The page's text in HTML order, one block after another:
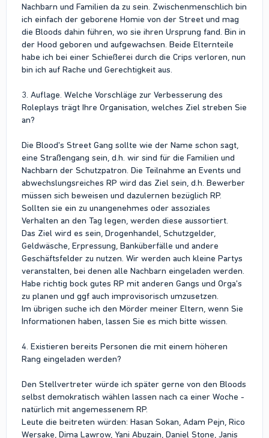
Nachbarn und Familien da zu sein. Zwischenmenschlich bin
ich einfach der geborene Homie von der Street und mag
die Bloods dahin führen, wo sie ihren Ursprung fand. Bin in
der Hood geboren und aufgewachsen. Beide Elternteile
habe ich bei einer Schießerei durch die Crips verloren, nun
bin ich auf Rache und Gerechtigkeit aus.
3. Auflage. Welche Vorschläge zur Verbesserung des
Roleplays trägt Ihre Organisation, welches Ziel streben Sie
an?
Die Blood's Street Gang sollte wie der Name schon sagt,
eine Straßengang sein, d.h. wir sind für die Familien und
Nachbarn der Schutzpatron. Die Teilnahme an Events und
abwechslungsreiches RP wird das Ziel sein, d.h. Bewerber
müssen sich beweisen und dazulernen bezüglich RP.
Sollten sie ein zu unangenehmes oder assoziales
Verhalten an den Tag legen, werden diese aussortiert.
Das Ziel wird es sein, Drogenhandel, Schutzgelder,
Geldwäsche, Erpressung, Banküberfälle und andere
Geschäftsfelder zu nutzen. Wir werden auch kleine Partys
veranstalten, bei denen alle Nachbarn eingeladen werden.
Habe richtig bock gutes RP mit anderen Gangs und Orga's
zu planen und ggf auch improvisorisch umzusetzen.
Im übrigen suche ich den Mörder meiner Eltern, wenn Sie
Informationen haben, lassen Sie es mich bitte wissen.
4. Existieren bereits Personen die mit einem höheren
Rang eingeladen werden?
Den Stellvertreter würde ich später gerne von den Bloods
selbst demokratisch wählen lassen nach ca einer Woche -
natürlich mit angemessenem RP.
Leute die beitreten würden: Hasan Sokan, Adam Pejn, Rico
Wersake, Dima Lawrow, Yani Abuzain, Daniel Stone, Janis